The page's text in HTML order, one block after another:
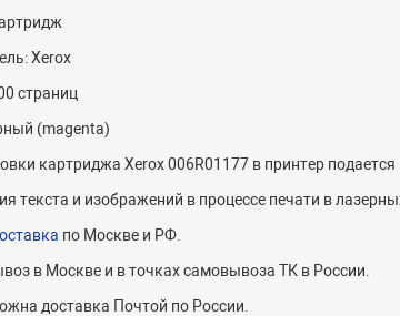
Xerox
страниц
(magenta)
картриджа Xerox 006R01177 в принтер
текста и изображений в процессе печати в
по Москве и РФ.
в Москве и в точках самовывоза ТК в России.
доставка Почтой по России.